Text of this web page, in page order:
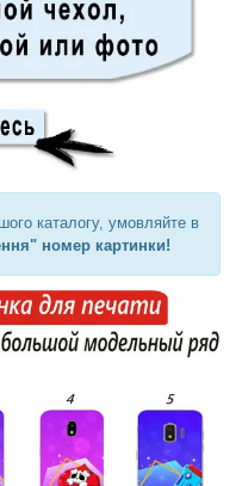
каталогу, умовляйте в
номер картинки!